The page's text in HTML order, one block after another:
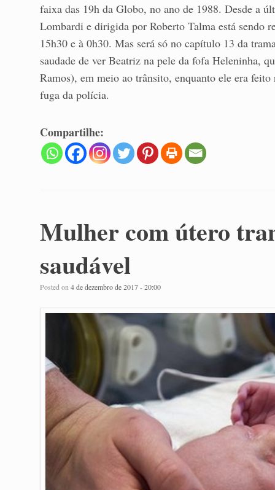
faixa das 19h da Globo, no ano de 1988. Desde a
Lombardi e dirigida por Roberto Talma está sendo
15h30 e à 0h30. Mas será só no capítulo 13 da
saudade de ver Beatriz na pele da fofa Heleninha,
Ramos), em meio ao trânsito, enquanto ele era
fuga da polícia.
Compartilhe:
Mulher com útero
saudável
Posted on 4 de dezembro de 2017 - 20:00